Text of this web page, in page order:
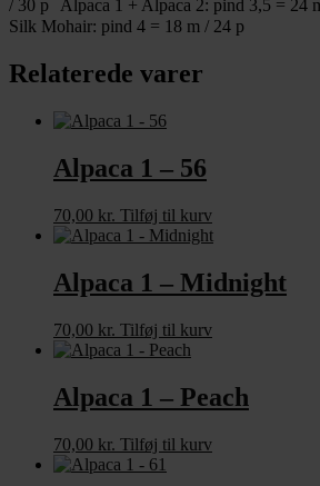
/ 30 p Alpaca 1 + Alpaca 2: pind 3,5 = 24
Silk Mohair: pind 4 = 18 m / 24 p
Relaterede varer
Alpaca 1 – 56
70,00 kr. Tilføj til kurv
Alpaca 1 – Midnight
70,00 kr. Tilføj til kurv
Alpaca 1 – Peach
70,00 kr. Tilføj til kurv